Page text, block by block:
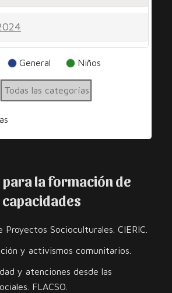
General Niños
Todas las categorías
para la formación de
capacidades
Proyectos Socioculturales. CIERIC.
y activismos comunitarios.
y atenciones desde las
FLACSO.